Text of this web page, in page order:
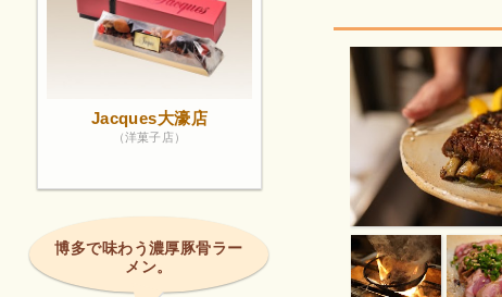
Jacques大濠店
（洋菓子店）
博多で味わう濃厚豚骨ラー
メン。